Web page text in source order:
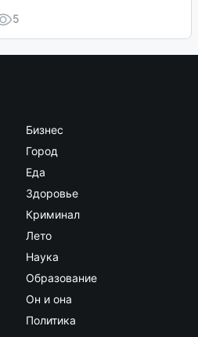
5
Бизнес
Город
Еда
Здоровье
Криминал
Лето
Наука
Образование
Он и она
Политика